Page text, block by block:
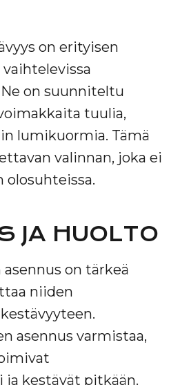
on erityisen
on suunniteltu
tuulia,
lumikuormia. Tämä
valinnan, joka ei
olosuhteissa.
JA HUOLTO
on tärkeä
niiden
asennus varmistaa,
kestävät pitkään.